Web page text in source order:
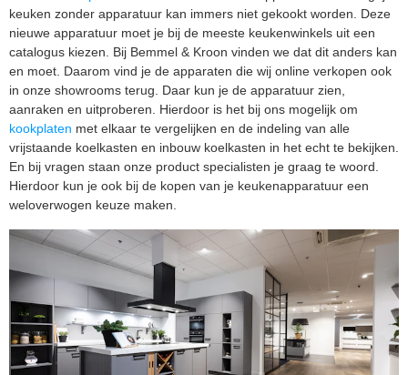
keuken zonder apparatuur kan immers niet gekookt worden. Deze
nieuwe apparatuur moet je bij de meeste keukenwinkels uit een
catalogus kiezen. Bij Bemmel & Kroon vinden we dat dit anders kan
en moet. Daarom vind je de apparaten die wij online verkopen ook
in onze showrooms terug. Daar kun je de apparatuur zien,
aanraken en uitproberen. Hierdoor is het bij ons mogelijk om
kookplaten met elkaar te vergelijken en de indeling van alle
vrijstaande koelkasten en inbouw koelkasten in het echt te bekijken.
En bij vragen staan onze product specialisten je graag te woord.
Hierdoor kun je ook bij de kopen van je keukenapparatuur een
weloverwogen keuze maken.